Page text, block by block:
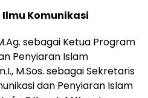
Komunikasi
sebagai Ketua Program
Penyiaran Islam
M.Sos. sebagai Sekretaris
dan Penyiaran Islam